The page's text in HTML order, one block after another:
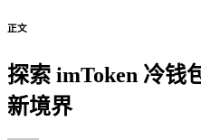
正文
探索 imToken 冷钱
新境界